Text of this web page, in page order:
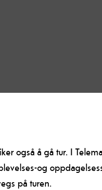
også å gå tur. I
og
på turen.